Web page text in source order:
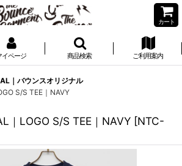
カート
イページ 商品検索 ご利用案内
｜バウンスオリジナル
S/S TEE｜NAVY
｜LOGO S/S TEE｜NAVY [NTC-